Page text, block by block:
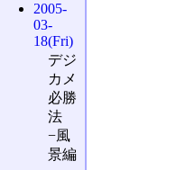
2005-
03-
18(Fri)
デジ
カメ
必勝
法
−風
景編